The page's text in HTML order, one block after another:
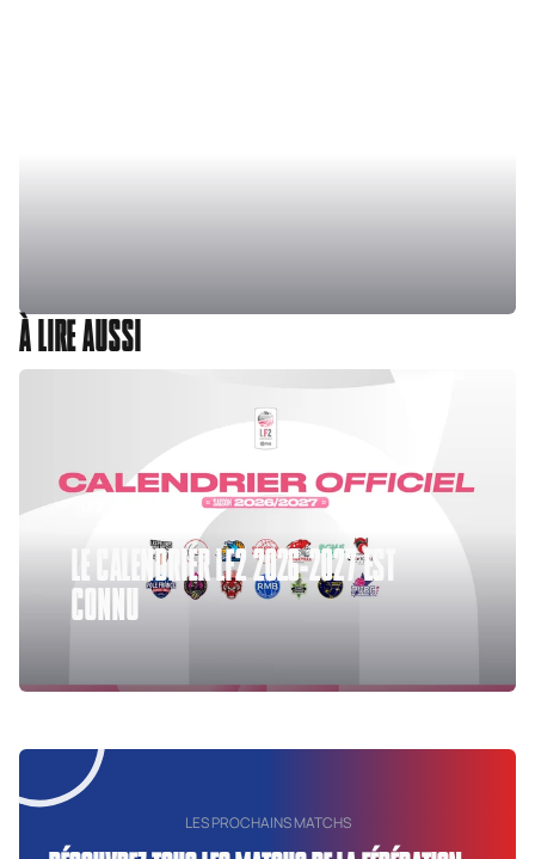
À LIRE AUSSI
LE CALENDRIER LF2 2026-2027 EST
CONNU
LES PROCHAINS MATCHS